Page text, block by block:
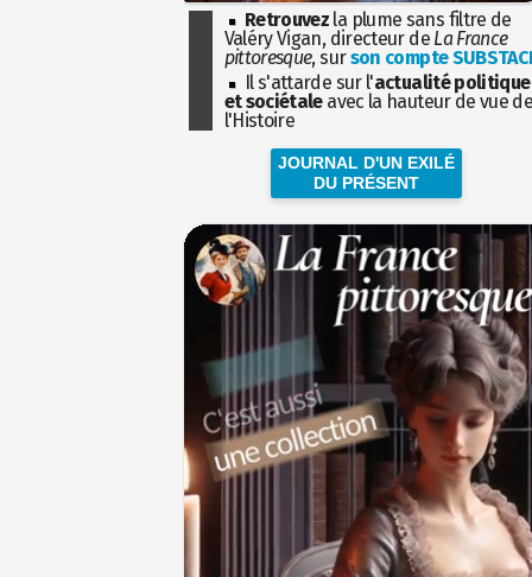
Retrouvez la plume sans filtre de
Valéry Vigan, directeur de La France
pittoresque, surson compte
Il s'attarde sur l'actualité politique
et sociétaleavec la hauteur de vue
l'Histoire
JOURNAL D'UN EXILÉ
DU PRÉSENT